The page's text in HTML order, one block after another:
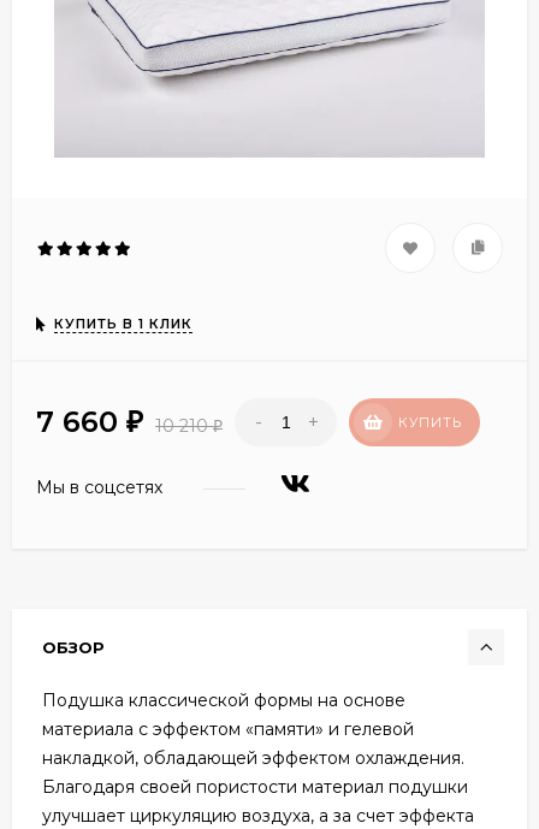
КУПИТЬ В 1 КЛИК
7 660 ₽ 10 210₽ - + КУПИТЬ
Мы в соцсетях
ОБЗОР
Подушка классической формы на основе
материала с эффектом «памяти» и гелевой
накладкой, обладающей эффектом охлаждения.
Благодаря своей пористости материал подушки
улучшает циркуляцию воздуха, а за счет эффекта